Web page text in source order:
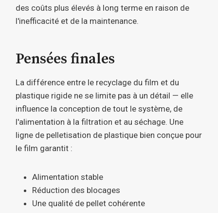
des coûts plus élevés à long terme en raison de
l'inefficacité et de la maintenance.
Pensées finales
La différence entre le recyclage du film et du
plastique rigide ne se limite pas à un détail — elle
influence la conception de tout le système, de
l'alimentation à la filtration et au séchage. Une
ligne de pelletisation de plastique bien conçue pour
le film garantit :
Alimentation stable
Réduction des blocages
Une qualité de pellet cohérente